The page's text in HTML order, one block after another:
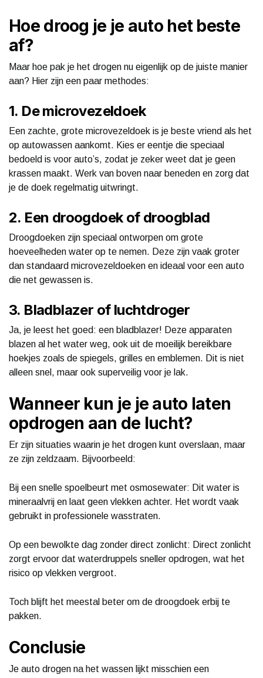
Hoe droog je je auto het beste
af?
Maar hoe pak je het drogen nu eigenlijk op de juiste manier
aan? Hier zijn een paar methodes:
1. De microvezeldoek
Een zachte, grote microvezeldoek is je beste vriend als het
op autowassen aankomt. Kies er eentje die speciaal
bedoeld is voor auto’s, zodat je zeker weet dat je geen
krassen maakt. Werk van boven naar beneden en zorg dat
je de doek regelmatig uitwringt.
2. Een droogdoek of droogblad
Droogdoeken zijn speciaal ontworpen om grote
hoeveelheden water op te nemen. Deze zijn vaak groter
dan standaard microvezeldoeken en ideaal voor een auto
die net gewassen is.
3. Bladblazer of luchtdroger
Ja, je leest het goed: een bladblazer! Deze apparaten
blazen al het water weg, ook uit de moeilijk bereikbare
hoekjes zoals de spiegels, grilles en emblemen. Dit is niet
alleen snel, maar ook superveilig voor je lak.
Wanneer kun je je auto laten
opdrogen aan de lucht?
Er zijn situaties waarin je het drogen kunt overslaan, maar
ze zijn zeldzaam. Bijvoorbeeld:
Bij een snelle spoelbeurt met osmosewater: Dit water is
mineraalvrij en laat geen vlekken achter. Het wordt vaak
gebruikt in professionele wasstraten.
Op een bewolkte dag zonder direct zonlicht: Direct zonlicht
zorgt ervoor dat waterdruppels sneller opdrogen, wat het
risico op vlekken vergroot.
Toch blijft het meestal beter om de droogdoek erbij te
pakken.
Conclusie
Je auto drogen na het wassen lijkt misschien een